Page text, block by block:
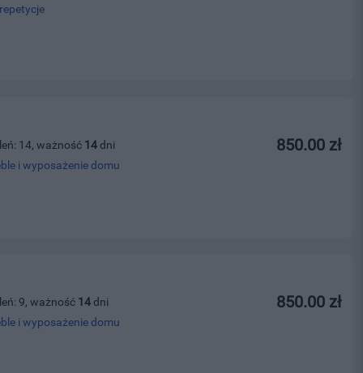
850.00 zł
14, ważność 14 dni
i wyposażenie domu
850.00 zł
9, ważność 14 dni
i wyposażenie domu